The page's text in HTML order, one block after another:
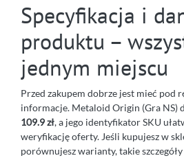
Specyfikacja i
produktu –
jednym miejscu
Przed zakupem dobrze jest mieć pod
informacje. Metaloid Origin (Gra NS)
109.9 zł, a jego identyfikator SKU
weryfikację oferty. Jeśli kupujesz w
porównujesz warianty, takie